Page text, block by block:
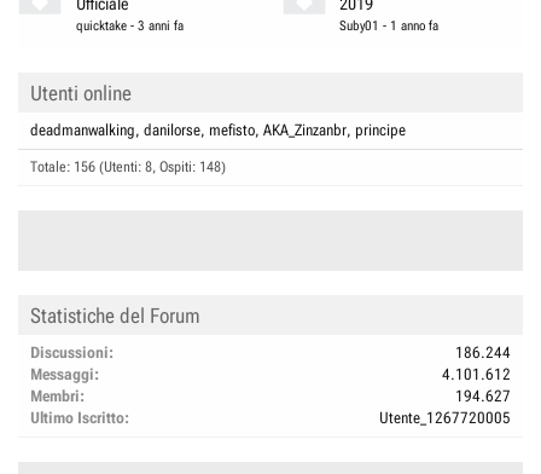
Ufficiale
quicktake -3 anni fa
2019
Suby01 - 1 anno fa
Utenti online
deadmanwalking danilorse mefisto AKA_Zinzanbr principe
Totale: 156 (Utenti: 8, Ospiti: 148)
Statistiche del Forum
Discussioni
186.244
Messaggi
4.101.612
Membri
194.627
Ultimo Iscritto
Utente_1267720005